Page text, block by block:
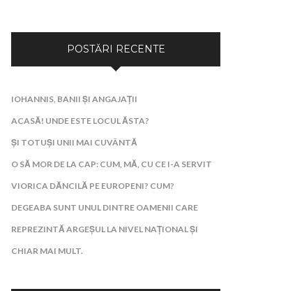
POSTĂRI RECENTE
IOHANNIS, BANII ȘI ANGAJAȚII
ACASĂ! UNDE ESTE LOCUL ĂSTA?
ȘI TOTUȘI UNII MAI CUVÂNTĂ
O SĂ MOR DE LA CAP: CUM, MĂ, CU CE I-A SERVIT
VIORICA DĂNCILĂ PE EUROPENI? CUM?
DEGEABA SUNT UNUL DINTRE OAMENII CARE
REPREZINTĂ ARGEȘUL LA NIVEL NAȚIONAL ȘI
CHIAR MAI MULT.